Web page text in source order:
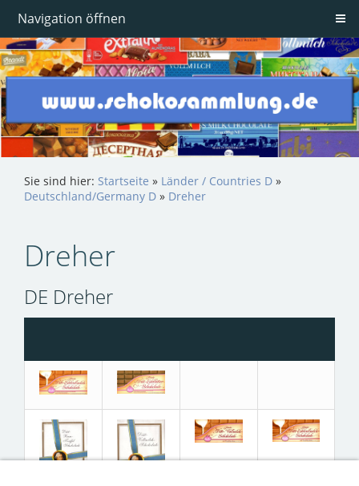
Navigation öffnen
Sie sind hier: Startseite » Länder / Countries D »
Deutschland/Germany D » Dreher
Dreher
DE Dreher